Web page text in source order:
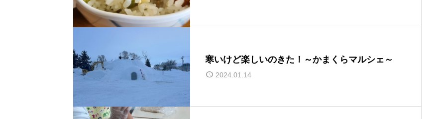
寒いけど楽しいのきた！～かまくらマルシェ～
2024.01.14